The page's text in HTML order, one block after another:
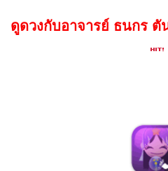
ดูดวงกับอาจารย์ ธนกร ตั